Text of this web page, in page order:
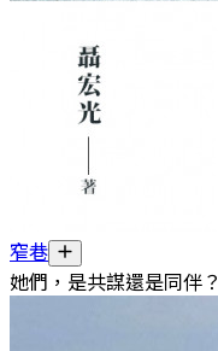
窄巷
她們，是共謀還是同伴？